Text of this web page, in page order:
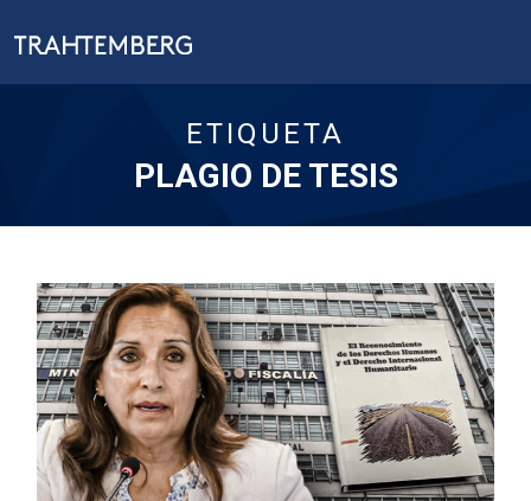
ETIQUETA
PLAGIO DE TESIS